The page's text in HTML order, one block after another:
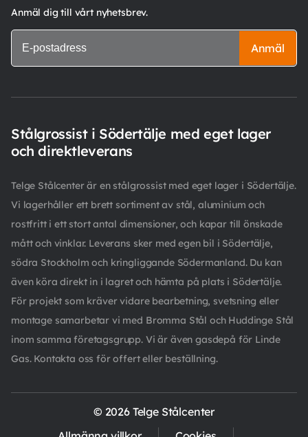
Anmäl dig till vårt nyhetsbrev.
Anmäl
Stålgrossist i Södertälje med eget lager
och direktleverans
Telge Stålcenter är en stålgrossist med eget lager i Södertälje.
Vi lagerhåller ett brett sortiment av stål, aluminium och
rostfritt i ett stort antal dimensioner, och kapar till önskade
mått och vinklar. Leverans sker med egen bil i Södertälje,
södra Stockholm och kringliggande Södermanland. Du kan
även köra direkt in i lagret och hämta på plats i Södertälje.
För projekt som kräver vidare bearbetning, svetsning eller
montage samarbetar vi med Bromma Stål och Huddinge Stål
inom samma företagsgrupp. Vi är även gasdepå för Linde
Gas. Kontakta oss för offert eller beställning.
© 2026 Telge Stålcenter